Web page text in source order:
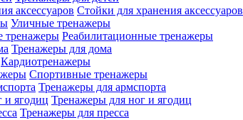
Стойки для хранения аксессуаров
Уличные тренажеры
Реабилитационные тренажеры
Тренажеры для дома
Кардиотренажеры
Спортивные тренажеры
Тренажеры для армспорта
Тренажеры для ног и ягодиц
Тренажеры для пресса